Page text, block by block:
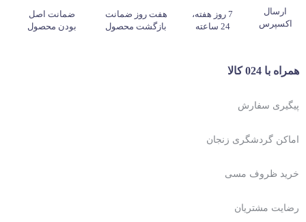
ارسال
اکسپرس
7 روز هفته،
24 ساعته
هفت روز ضمانت
بازگشت محصول
ضمانت اصل
بودن محصول
همراه با 024 کالا
پیگیری سفارش
اماکن گردشگری زنجان
خرید ظروف مسی
رضایت مشتریان